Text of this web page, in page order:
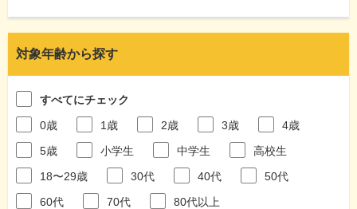
対象年齢から探す
すべてにチェック
0歳
1歳 2歳 3歳
4歳
5歳
小学生 中学生
高校生
18〜29歳
30代 40代
50代
60代
70代 80代以上